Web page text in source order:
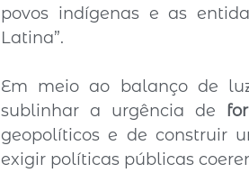
povos indígenas e as
Latina”.
Em meio ao balanço de
sublinhar a urgência de
geopolíticos e de construir
exigir políticas públicas